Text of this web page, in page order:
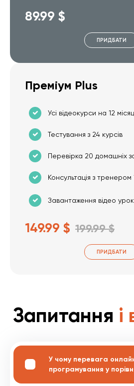
89.99 $
ПРИДБАТИ
Преміум Plus
Усі відеокурси на 12
Тестування з 24 курсів
Перевірка 20 домашніх
Консультація з тренером
Завантаження відео
149.99 $ 199.99 $
ПРИДБАТИ
Запитання і
У чому перевага
програмування у